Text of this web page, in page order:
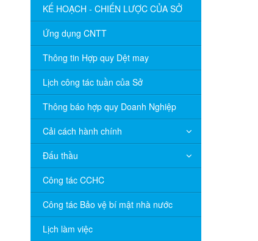
KẾ HOẠCH - CHIẾN LƯỢC CỦA SỞ
Ứng dụng CNTT
Thông tin Hợp quy Dệt may
Lịch công tác tuần của Sở
Thông báo hợp quy Doanh Nghiệp
Cải cách hành chính
Đấu thầu
Công tác CCHC
Công tác Bảo vệ bí mật nhà nước
Lịch làm việc